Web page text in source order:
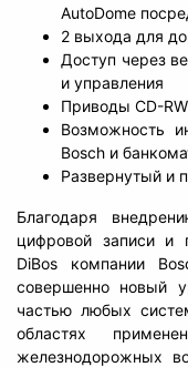
AutoDome
2 выхода для
Доступ через
и управления
Приводы CD-
Возможность
Bosch и
Развернутый и
Благодаря
цифровой записи и
DiBos компании
совершенно новый
частью любых
областях
железнодорожных